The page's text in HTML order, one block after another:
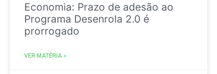
Economia: Prazo de adesão ao
Programa Desenrola 2.0 é
prorrogado
VER MATÉRIA »